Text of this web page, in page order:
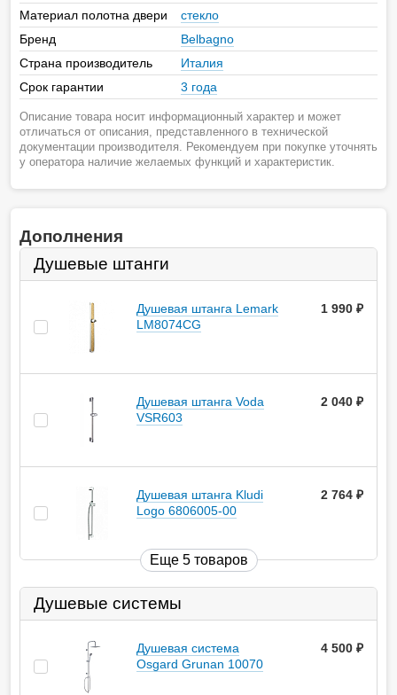
Материал полотна двери
стекло
Бренд
Belbagno
Страна производитель
Италия
Срок гарантии
3 года
Описание товара носит информационный характер и может
отличаться от описания, представленного в технической
документации производителя. Рекомендуем при покупке уточнять
у оператора наличие желаемых функций и характеристик.
Дополнения
Душевые штанги
Душевая штанга Lemark
LM8074CG
1 990
Душевая штанга Voda
VSR603
2 040
Душевая штанга Kludi
Logo 6806005-00
2 764
Еще 5 товаров
Душевые системы
Душевая система
Osgard Grunan 10070
4 500